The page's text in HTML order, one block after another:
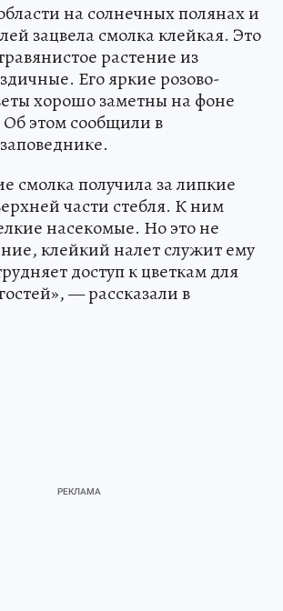
на солнечных полянах и
зацвела смолка клейкая. Это
растение из
Его яркие розово-
хорошо заметны на фоне
Об этом сообщили в
смолка получила за липкие
части стебля. К ним
насекомые. Но это не
клейкий налет служит ему
доступ к цветкам для
— рассказали в